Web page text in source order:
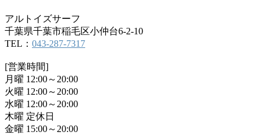
アルトイズサーフ
千葉県千葉市稲毛区小仲台6-2-10
TEL： 043-287-7317
[営業時間]
月曜 12:00～20:00
火曜 12:00～20:00
水曜 12:00～20:00
木曜 定休日
金曜 15:00～20:00